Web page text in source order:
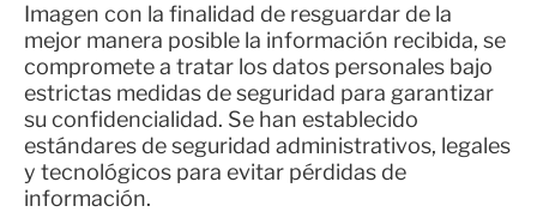
Imagen con la finalidad de resguardar de la
mejor manera posible la información recibida, se
compromete a tratar los datos personales bajo
estrictas medidas de seguridad para garantizar
su confidencialidad. Se han establecido
estándares de seguridad administrativos, legales
y tecnológicos para evitar pérdidas de
información.